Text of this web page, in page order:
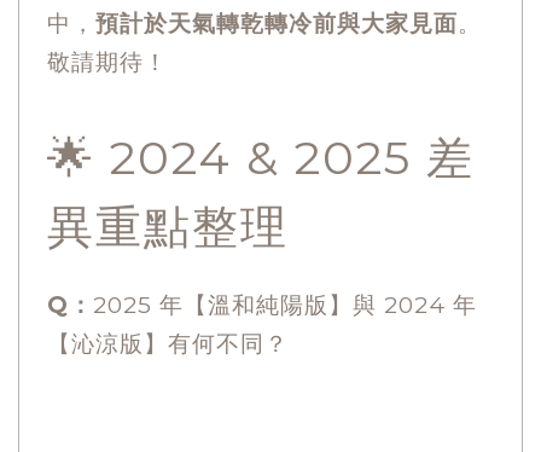
中， 預計於天氣轉乾轉冷前與大家見面。
敬請期待！
🌟 2024 & 2025 差
異重點整理
Q： 2025 年【溫和純陽版】與 2024 年
【沁涼版】有何不同？